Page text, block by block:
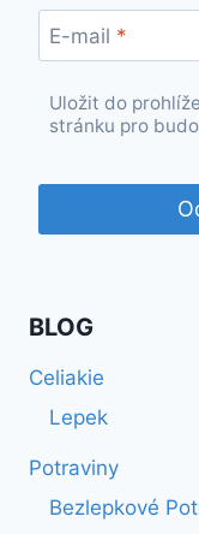
E-mail *
Uložit do
stránku pro
BLOG
Celiakie
Lepek
Potraviny
Bezlepkové